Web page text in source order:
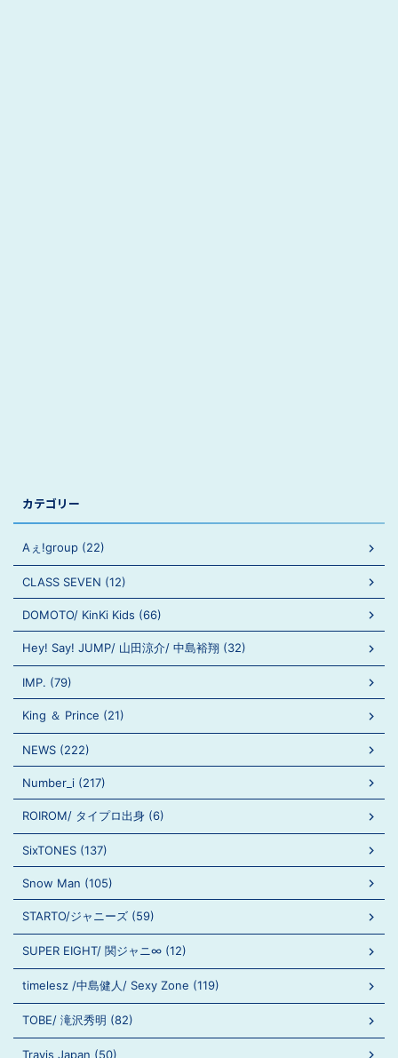
カテゴリー
Aぇ!group (22)
CLASS SEVEN (12)
DOMOTO/ KinKi Kids (66)
Hey! Say! JUMP/ 山田涼介/ 中島裕翔 (32)
IMP. (79)
King ＆ Prince (21)
NEWS (222)
Number_i (217)
ROIROM/ タイプロ出身 (6)
SixTONES (137)
Snow Man (105)
STARTO/ジャニーズ (59)
SUPER EIGHT/ 関ジャニ∞ (12)
timelesz /中島健人/ Sexy Zone (119)
TOBE/ 滝沢秀明 (82)
Travis Japan (50)